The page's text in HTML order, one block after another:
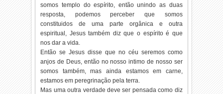
somos templo do espírito, então unindo as duas
resposta, podemos perceber que somos
constituidos de uma parte orgânica e outra
espiritual, Jesus também diz que o espírito é que
nos dar a vida.
Então se Jesus disse que no céu seremos como
anjos de Deus, então no nosso intimo de nosso ser
somos também, mas ainda estamos em carne,
estamos em peregrinação pela terra.
Mas uma outra verdade deve ser pensada como diz